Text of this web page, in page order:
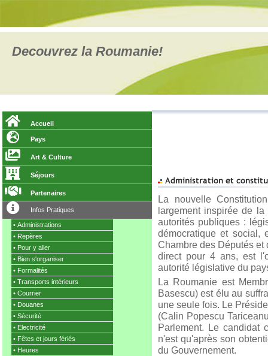
Decouvrez la Roumanie!
Accueil
Pays
Art & Culture
Séjours
Partenaires
Infos Pratiques
• Administrations
• Repères
• Pour y aller
• Bien s'organiser
• Formalités
• Transports intérieurs
• Courrier
• Douanes
• Sécurité
• Electricité
• Fêtes et jours fériés
• Heures
La nouvelle
largement inspirée de
autorités publiques :
démocratique et social,
Chambre des Députés et
direct pour 4 ans, est
autorité législative du
La Roumanie est
Basescu) est élu au
une seule fois. Le
(Calin Popescu
Parlement. Le candidat
n'est qu'après son
du Gouvernement.